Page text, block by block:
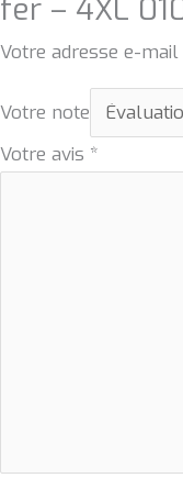
fer – 4XL
Votre adresse e-
Votre note
Votre avis *